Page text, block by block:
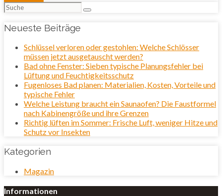
Suchen
nach:
Neueste Beiträge
Schlüssel verloren oder gestohlen: Welche Schlösser
müssen jetzt ausgetauscht werden?
Bad ohne Fenster: Sieben typische Planungsfehler bei
Lüftung und Feuchtigkeitsschutz
Fugenloses Bad planen: Materialien, Kosten, Vorteile und
typische Fehler
Welche Leistung braucht ein Saunaofen? Die Faustformel
nach Kabinengröße und ihre Grenzen
Richtig lüften im Sommer: Frische Luft, weniger Hitze und
Schutz vor Insekten
Kategorien
Magazin
Informationen